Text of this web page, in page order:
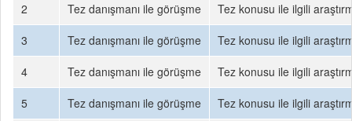
2
Tez danışmanı ile görüşme
Tez konusu ile ilgili
3
Tez danışmanı ile görüşme
Tez konusu ile ilgili
4
Tez danışmanı ile görüşme
Tez konusu ile ilgili
5
Tez danışmanı ile görüşme
Tez konusu ile ilgili